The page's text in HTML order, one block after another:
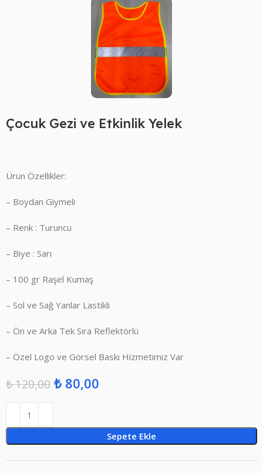
Çocuk Gezi ve Etkinlik Yelek
Ürün Özellikler:
– Boydan Giymeli
– Renk : Turuncu
– Biye : Sarı
– 100 gr Raşel Kumaş
– Sol ve Sağ Yanlar Lastikli
– Ön ve Arka Tek Sıra Reflektörlü
– Özel Logo ve Görsel Baskı Hizmetimiz Var
₺120,00 ₺ 80,00
Sepete Ekle